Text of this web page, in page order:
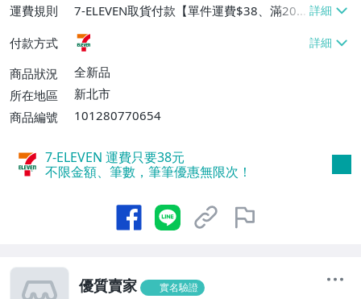
運費規則
7-ELEVEN取貨付款【單件運費$38、滿20
付款方式
商品狀況
全新品
所在地區
新北市
商品編號
101280770654
7-ELEVEN 運費只要38元
不限金額、筆數，筆筆優惠無限次！
優質賣家 實名驗證